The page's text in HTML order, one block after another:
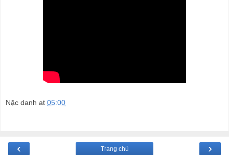
Nặc danh at 05:00
‹ ›
Trang chủ